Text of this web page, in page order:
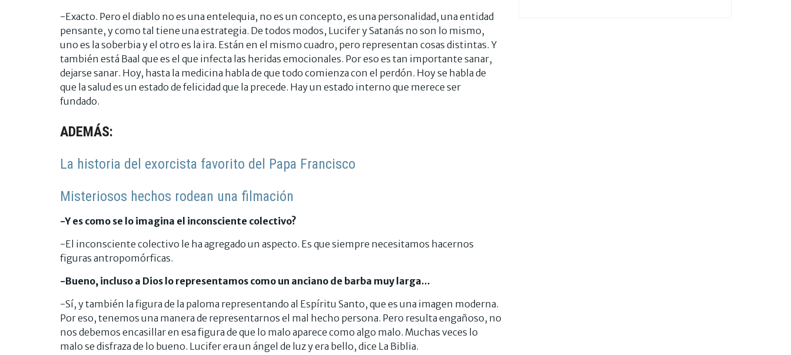
-Exacto. Pero el diablo no es una entelequia, no es un concepto, es una personalidad, una entidad
pensante, y como tal tiene una estrategia. De todos modos, Lucifer y Satanás no son lo mismo,
uno es la soberbia y el otro es la ira. Están en el mismo cuadro, pero representan cosas distintas. Y
también está Baal que es el que infecta las heridas emocionales. Por eso es tan importante sanar,
dejarse sanar. Hoy, hasta la medicina habla de que todo comienza con el perdón. Hoy se habla de
que la salud es un estado de felicidad que la precede. Hay un estado interno que merece ser
fundado.
ADEMÁS:
La historia del exorcista favorito del Papa Francisco
Misteriosos hechos rodean una filmación
-Y es como se lo imagina el inconsciente colectivo?
-El inconsciente colectivo le ha agregado un aspecto. Es que siempre necesitamos hacernos
figuras antropomórficas.
-Bueno, incluso a Dios lo representamos como un anciano de barba muy larga...
-Sí, y también la figura de la paloma representando al Espíritu Santo, que es una imagen moderna.
Por eso, tenemos una manera de representarnos el mal hecho persona. Pero resulta engañoso, no
nos debemos encasillar en esa figura de que lo malo aparece como algo malo. Muchas veces lo
malo se disfraza de lo bueno. Lucifer era un ángel de luz y era bello, dice La Biblia.